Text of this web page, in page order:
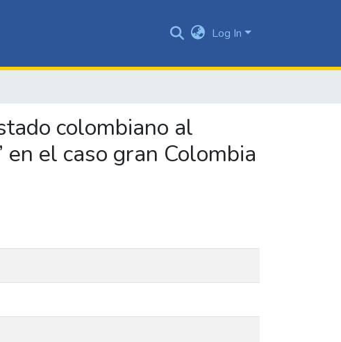
Log In
colombiano al
el caso gran Colombia